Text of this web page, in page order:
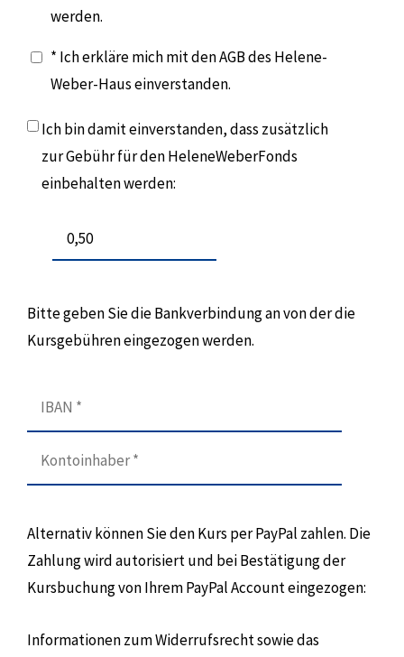
werden.
* Ich erkläre mich mit den AGB des Helene-
Weber-Haus einverstanden.
Ich bin damit einverstanden, dass zusätzlich
zur Gebühr für den HeleneWeberFonds
einbehalten werden:
Bitte geben Sie die Bankverbindung an von der die
Kursgebühren eingezogen werden.
Alternativ können Sie den Kurs per PayPal zahlen. Die
Zahlung wird autorisiert und bei Bestätigung der
Kursbuchung von Ihrem PayPal Account eingezogen:
Informationen zum Widerrufsrecht sowie das